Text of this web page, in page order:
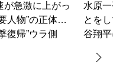
が急激に上がっ
人物”の正体…
復帰”ウラ側
水原
とを
谷翔